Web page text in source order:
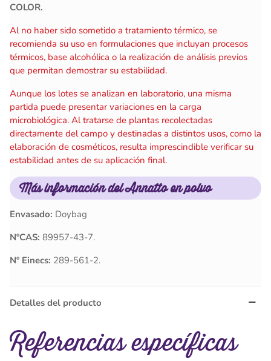
COLOR.
Al no haber sido sometido a tratamiento térmico, se
recomienda su uso en formulaciones que incluyan procesos
térmicos, base alcohólica o la realización de análisis previos
que permitan demostrar su estabilidad.
Aunque los lotes se analizan en laboratorio, una misma
partida puede presentar variaciones en la carga
microbiológica. Al tratarse de plantas recolectadas
directamente del campo y destinadas a distintos usos, como la
elaboración de cosméticos, resulta imprescindible verificar su
estabilidad antes de su aplicación final.
Más informacióndel Annatto en polvo
Envasado: Doybag
NºCAS: 89957-43-7.
Nº Einecs: 289-561-2.
Detalles del producto
Referencias específicas